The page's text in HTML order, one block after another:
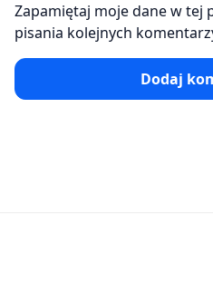
Zapamiętaj moje dane w tej
pisania kolejnych
Dodaj